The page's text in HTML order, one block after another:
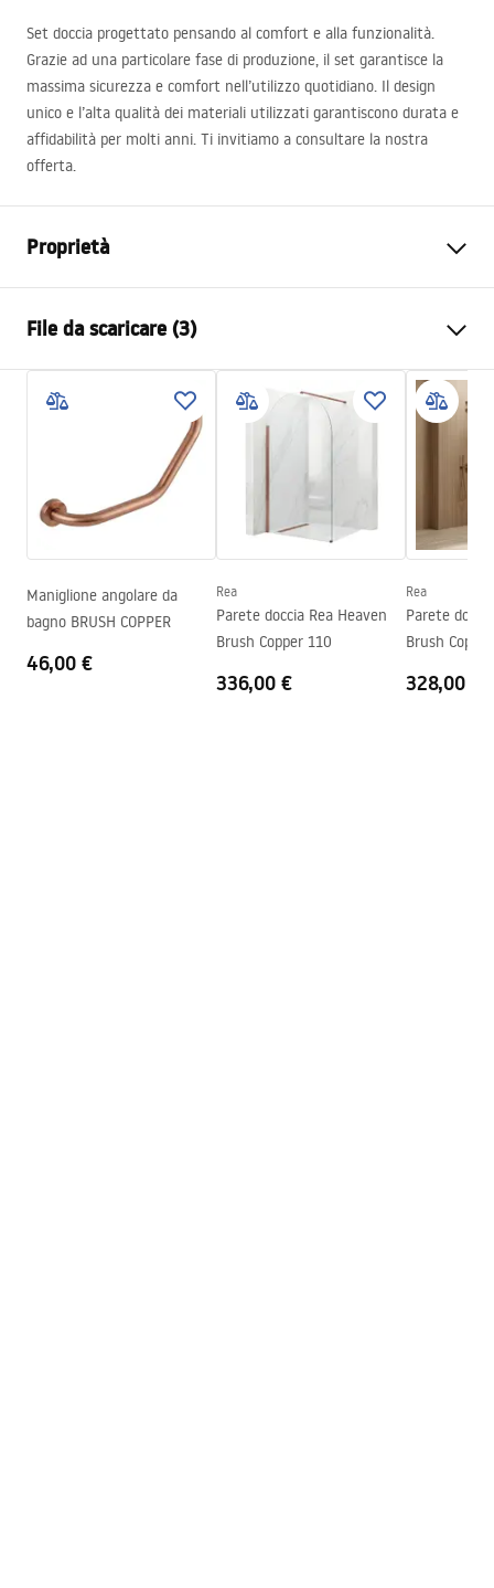
Set doccia progettato pensando al comfort e alla funzionalità.
Grazie ad una particolare fase di produzione, il set garantisce la
massima sicurezza e comfort nell’utilizzo quotidiano. Il design
unico e l’alta qualità dei materiali utilizzati garantiscono durata e
affidabilità per molti anni. Ti invitiamo a consultare la nostra
offerta.
Proprietà
Materiale
Tipo di rubinetto
Monocomando
Metodo di installazione
Da superficie
Regolazione dell’altezza
mm
Altezza max.
Regolazione della pressione
Sistema Anti-Calc
SÌ
Tecnologia del rivestimento
150mm
File da scaricare (3)
Informazioni sulla sicurezza
Safety_Information_Shower_set.pdf
Condizioni di garanzia
Warranty_Terms_and_Conditions_Faucets_-_5.pdf
Istruzioni di montaggio
shower_set.pdf
Maniglione angolare da
bagno BRUSH COPPER
46,00 €
Rea
Parete doccia Rea Heaven
Brush Copper 110
336,00 €
Rea
Parete
Brush
328,00 €